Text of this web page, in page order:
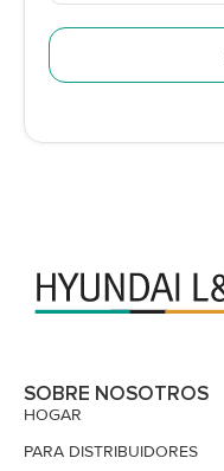
SOBRE NOSOTROS
HOGAR
PARA DISTRIBUIDORES